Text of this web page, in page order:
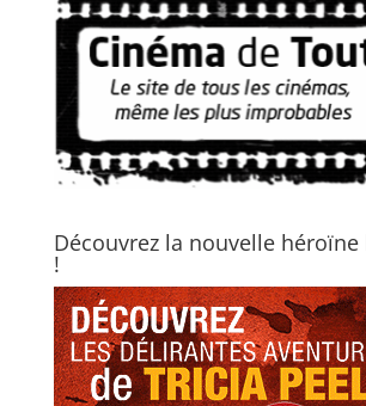
Découvrez la nouvelle
!